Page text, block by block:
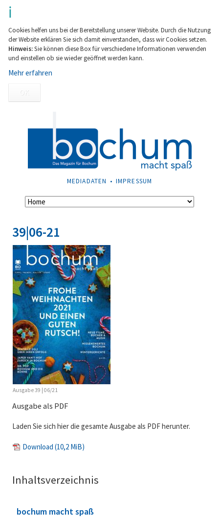
Cookies helfen uns bei der Bereitstellung unserer Website. Durch die Nutzung
der Website erklären Sie sich damit einverstanden, dass wir Cookies setzen.
Hinweis:Sie können diese Box für verschiedene Informationen verwenden
und einstellen ob sie wieder geöffnet werden kann.
Mehr erfahren
OK
NAVIGATION
MEDIADATEN IMPRESSUM
Navigation
39|06-21
Ausgabe 39 | 06/21
Ausgabe als PDF
Laden Sie sich hier die gesamte Ausgabe als PDF herunter.
Download (10,2 MiB)
Inhaltsverzeichnis
bochum macht spaß